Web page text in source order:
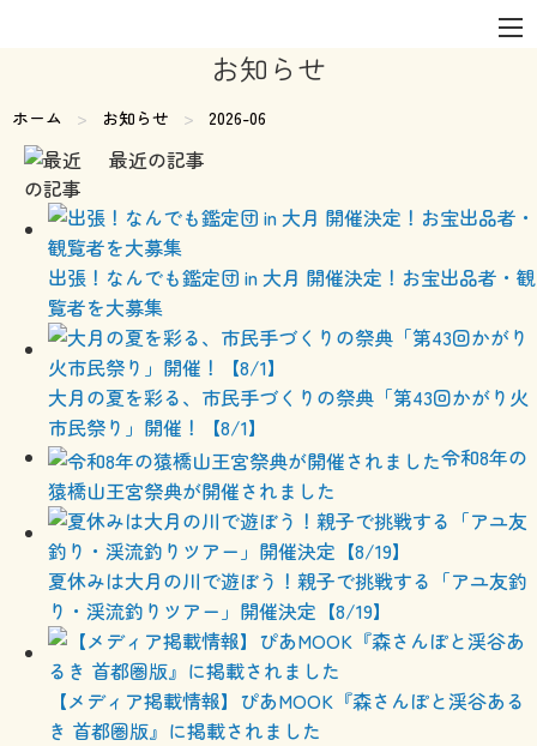
お知らせ
ホーム お知らせ 現在のページ:
2026-06
最近の記事
出張！なんでも鑑定団 in 大月 開催決定！お宝出品者・観
覧者を大募集
大月の夏を彩る、市民手づくりの祭典「第43回かがり火
市民祭り」開催！【8/1】
令和8年の
猿橋山王宮祭典が開催されました
夏休みは大月の川で遊ぼう！親子で挑戦する「アユ友釣
り・渓流釣りツアー」開催決定【8/19】
【メディア掲載情報】ぴあMOOK『森さんぽと渓谷ある
き 首都圏版』に掲載されました